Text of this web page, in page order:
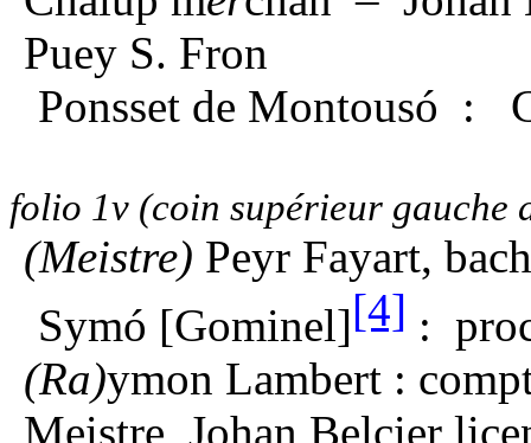
Puey S. Fron
Ponsset de Montousó :
folio 1v (coin supérieur gauche
(Meistre) Peyr Fayart,
Symó [Gominel][4] :
(Ra)ymon Lambert :
Meistre Johan Belcier